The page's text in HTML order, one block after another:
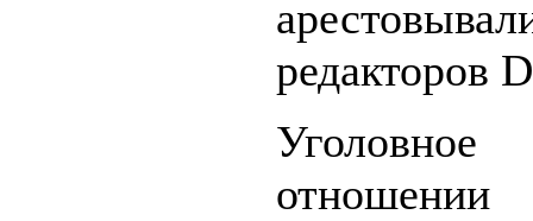
редакторов
отношении